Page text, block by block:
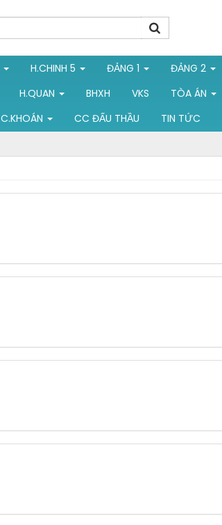
H.CHINH 5 ĐẢNG 1 ĐẢNG 2
H.QUAN BHXH VKS TÒA ÁN
CC ĐẤU THẦU TIN TỨC